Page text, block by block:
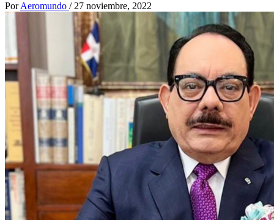
Por Aeromundo / 27 noviembre, 2022